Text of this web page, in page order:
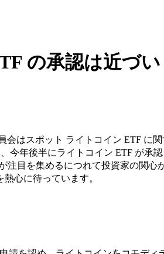
の承認は近づい
会はスポット ライトコイン ETF に関
今年後半にライトコイン ETF が承認
注目を集めるにつれて投資家の関心
心に待っています。